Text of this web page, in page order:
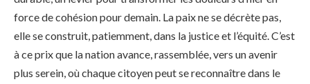
force de cohésion pour demain. La paix ne se décrète pas,
elle se construit, patiemment, dans la justice et l’équité. C’est
à ce prix que la nation avance, rassemblée, vers un avenir
plus serein, où chaque citoyen peut se reconnaître dans le